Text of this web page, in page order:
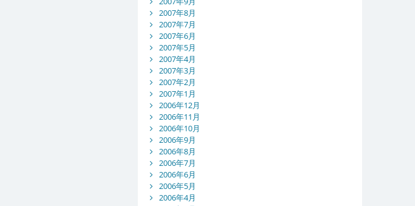
2007年8月
2007年7月
2007年6月
2007年5月
2007年4月
2007年3月
2007年2月
2007年1月
2006年12月
2006年11月
2006年10月
2006年9月
2006年8月
2006年7月
2006年6月
2006年5月
2006年4月